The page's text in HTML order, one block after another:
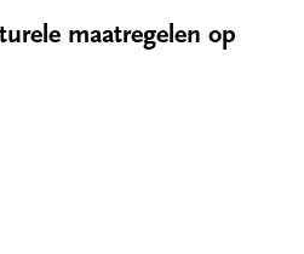
maatregelen op